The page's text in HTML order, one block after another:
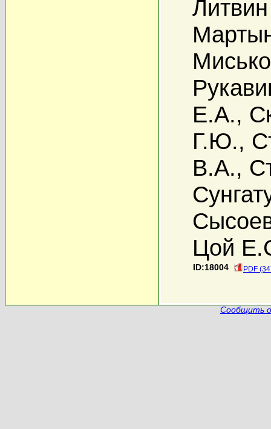
Е.А.,
Г.Ю.,
В.А.,
Цой
ID:18004 PDF
Сообщить о